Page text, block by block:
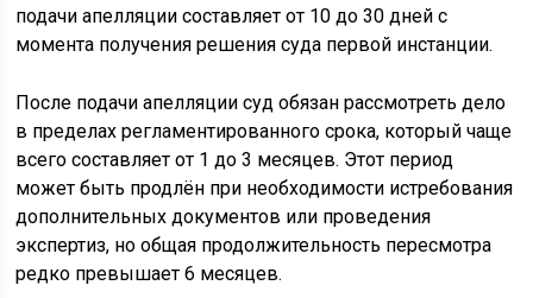
подачи апелляции составляет от 10 до 30 дней с
момента получения решения суда первой инстанции.
После подачи апелляции суд обязан рассмотреть дело
в пределах регламентированного срока, который чаще
всего составляет от 1 до 3 месяцев. Этот период
может быть продлён при необходимости истребования
дополнительных документов или проведения
экспертиз, но общая продолжительность пересмотра
редко превышает 6 месяцев.